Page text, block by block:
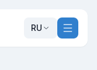
RU